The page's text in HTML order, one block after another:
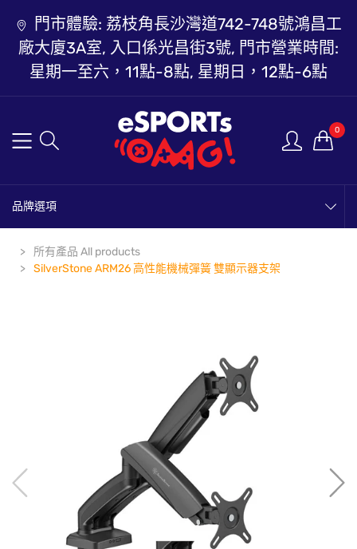
門市體驗: 荔枝角長沙灣道742-748號鴻昌工
廠大廈3A室, 入口係光昌街3號, 門市營業時間:
星期一至六，11點-8點, 星期日，12點-6點
0
品牌選項
所有產品 All products
SilverStone ARM26 高性能機械彈簧 雙顯示器支架